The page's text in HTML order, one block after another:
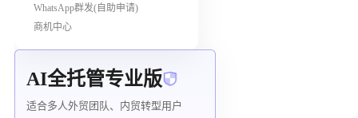
WhatsApp群发(自助申请)
商机中心
AI全托管专业版
适合多人外贸团队、内贸转型用户